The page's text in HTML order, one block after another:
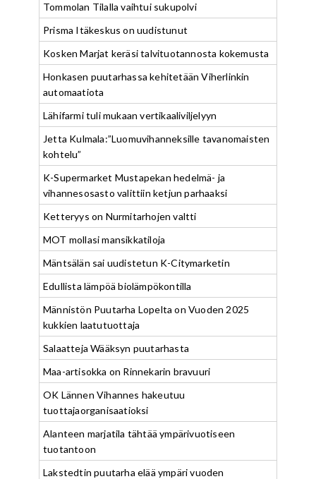
Tommolan Tilalla vaihtui sukupolvi
Prisma Itäkeskus on uudistunut
Kosken Marjat keräsi talvituotannosta kokemusta
Honkasen puutarhassa kehitetään Viherlinkin
automaatiota
Lähifarmi tuli mukaan vertikaaliviljelyyn
Jetta Kulmala:”Luomuvihanneksille tavanomaisten
kohtelu”
K-Supermarket Mustapekan hedelmä- ja
vihannesosasto valittiin ketjun parhaaksi
Ketteryys on Nurmitarhojen valtti
MOT mollasi mansikkatiloja
Mäntsälän sai uudistetun K-Citymarketin
Edullista lämpöä biolämpökontilla
Männistön Puutarha Lopelta on Vuoden 2025
kukkien laatutuottaja
Salaatteja Wääksyn puutarhasta
Maa-artisokka on Rinnekarin bravuuri
OK Lännen Vihannes hakeutuu
tuottajaorganisaatioksi
Alanteen marjatila tähtää ympärivuotiseen
tuotantoon
Lakstedtin puutarha elää ympäri vuoden